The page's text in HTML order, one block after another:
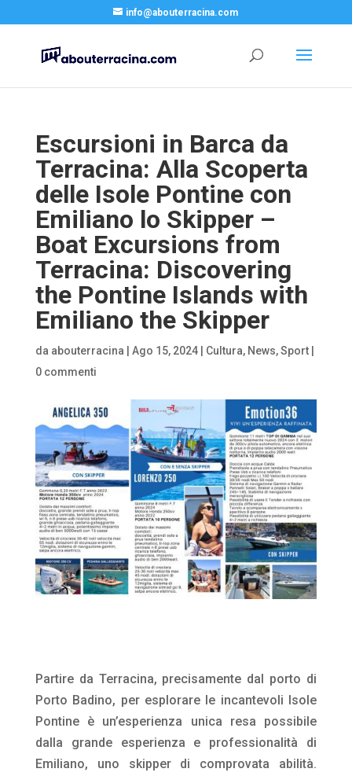
info@abouterracina.com
Escursioni in Barca da
Terracina: Alla Scoperta
delle Isole Pontine con
Emiliano lo Skipper –
Boat Excursions from
Terracina: Discovering
the Pontine Islands with
Emiliano the Skipper
da abouterracina Ago 15, 2024| Cultura, News,Sport|
0 commenti
Partire da Terracina, precisamente dal porto di
Porto Badino, per esplorare le incantevoli Isole
Pontine è un’esperienza unica resa possibile
dalla grande esperienza e professionalità di
Emiliano, uno skipper di comprovata abilità.